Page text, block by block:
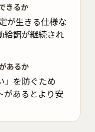
きるか
が生きる仕様な
給餌が継続され
あるか
」を防ぐため
があるとより安